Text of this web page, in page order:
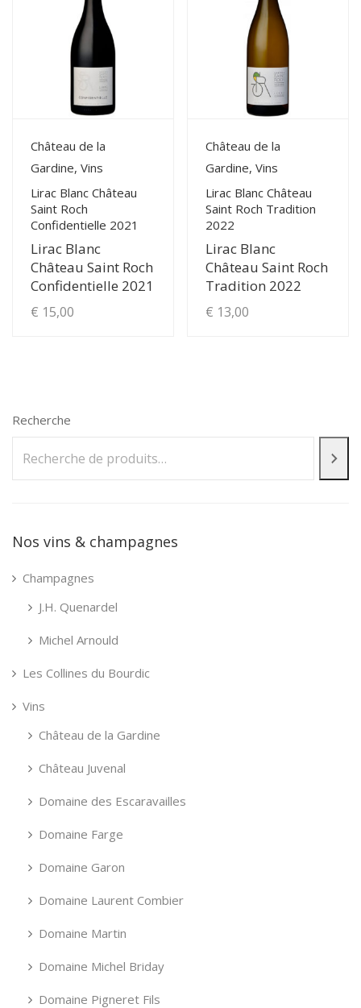
View Details
Château de la
Gardine, Vins
Lirac Blanc Château
Saint Roch
Confidentielle 2021
Lirac Blanc
Château Saint Roch
Confidentielle 2021
€ 15,00
View Details
Château de la
Gardine, Vins
Lirac Blanc Château
Saint Roch Tradition
2022
Lirac Blanc
Château Saint Roch
Tradition 2022
€ 13,00
Recherche
Nos vins & champagnes
Champagnes
J.H. Quenardel
Michel Arnould
Les Collines du Bourdic
Vins
Château de la Gardine
Château Juvenal
Domaine des Escaravailles
Domaine Farge
Domaine Garon
Domaine Laurent Combier
Domaine Martin
Domaine Michel Briday
Domaine Pigneret Fils